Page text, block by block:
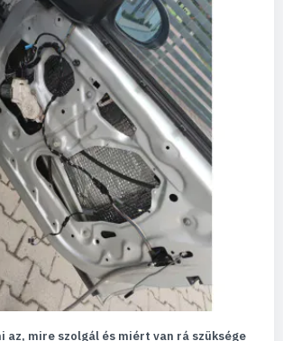
az, mire szolgál és miért van rá szüksége